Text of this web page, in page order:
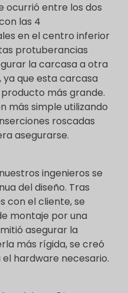
ocurrió entre los dos
las 4
en el centro inferior
protuberancias
la carcasa a otra
que esta carcasa
más grande.
más simple utilizando
roscadas
asegurarse.
ingenieros se
del diseño. Tras
con el cliente, se
montaje por una
asegurar la
más rígida, se creó
hardware necesario.